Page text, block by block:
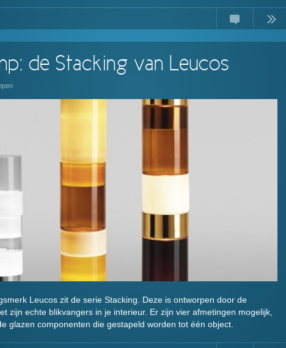
Reading
Comments
de Stacking van Leucos
Leucos zit de serie Stacking. Deze is ontworpen door de
zijn echte blikvangers in je interieur. Er zijn vier afmetingen mogelijk,
glazen componenten die gestapeld worden tot één object.